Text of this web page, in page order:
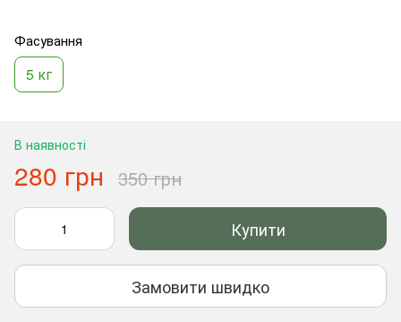
Фасування
5 кг
В наявності
280 грн 350 грн
Купити
Замовити швидко